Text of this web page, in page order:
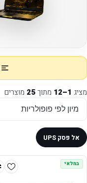
מציג 1–12 מתוך25 מוצרים
אל פסק UPS
במלאי